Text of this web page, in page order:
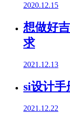
2020.12.15
想做好
求
2021.12.13
si设计手
2021.12.22